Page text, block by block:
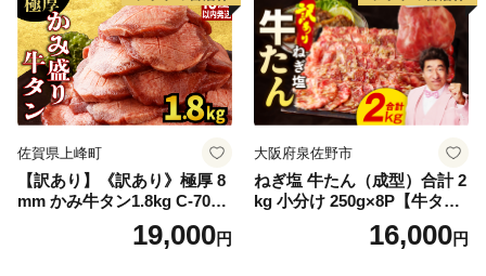
佐賀県上峰町
【訳あり】《訳あり》極厚 8
mm かみ牛タン1.8kg C-709-
19,000円
大阪府泉佐野市
ねぎ塩 牛たん（成型）合計 2
kg 小分け 250g×8P【牛タン
牛肉 焼肉用 薄切り 訳あり サ
16,000円